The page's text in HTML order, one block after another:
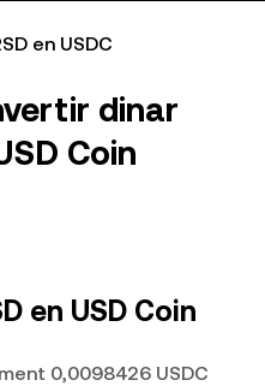
en USDC
dinar
Coin
en USD Coin
0,0098426 USDC